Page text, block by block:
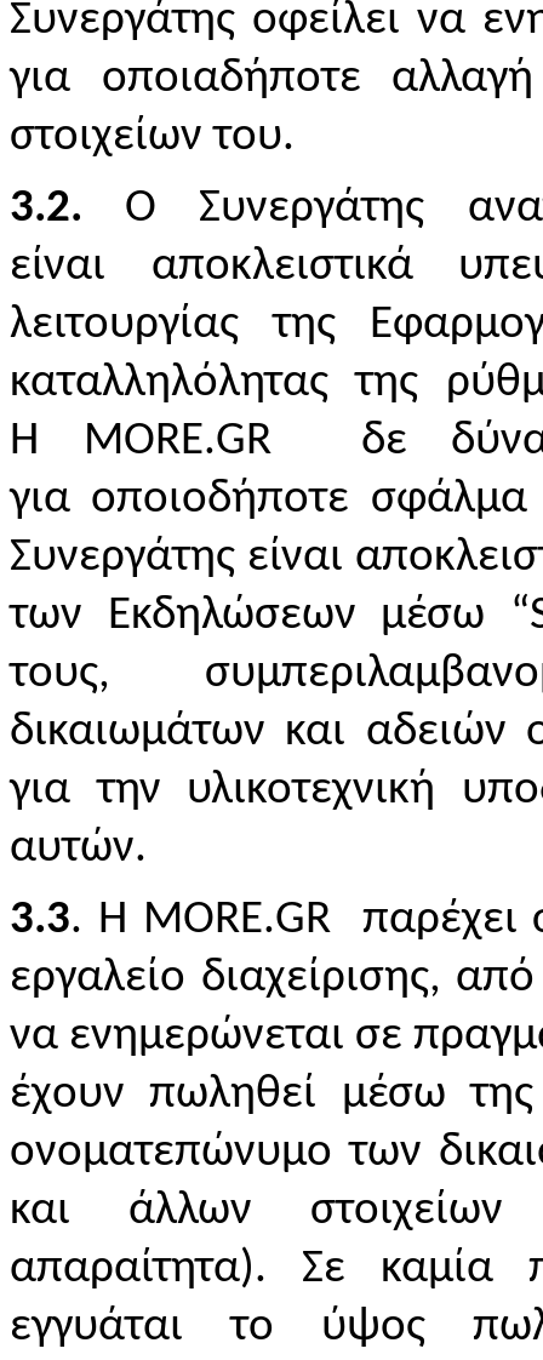
Συνεργάτης οφείλει να
για οποιαδήποτε
στοιχείων του.
3.2. Ο Συνεργάτης
είναι αποκλειστικά
λειτουργίας της
καταλληλόλητας της
Η MORE.GR
δε
για οποιοδήποτε
Συνεργάτης είναι
των Εκδηλώσεων μέσω “
τους,
δικαιωμάτων και αδειών
για την υλικοτεχνική
αυτών.
3.3. Η MORE.GRπαρέχει
εργαλείο διαχείρισης,
να ενημερώνεται σε
έχουν πωληθεί μέσω
ονοματεπώνυμο των
και άλλων
απαραίτητα). Σε καμία
εγγυάται το ύψος